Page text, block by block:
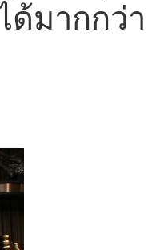
ด้มากกว่า